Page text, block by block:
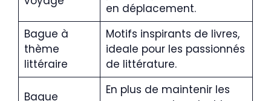
en déplacement.
Bague à
thème
littéraire
Motifs inspirants de livres,
ideale pour les passionnés
de littérature.
Bague
En plus de maintenir les